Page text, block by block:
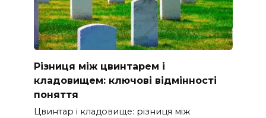
Різниця між цвинтарем і
кладовищем: ключові відмінності
поняття
Цвинтар і кладовище: різниця між